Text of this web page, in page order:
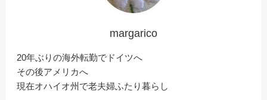
margarico
20年ぶりの海外転勤でドイツへ
その後アメリカへ
現在オハイオ州で老夫婦ふたり暮らし